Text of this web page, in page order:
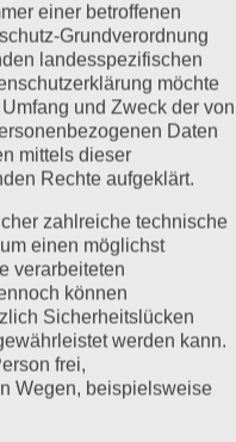
einer betroffenen
Grundverordnung
landesspezifischen
möchte
und Zweck der von
Daten
mittels dieser
Rechte aufgeklärt.
zahlreiche technische
einen möglichst
verarbeiteten
können
Sicherheitslücken
werden kann.
frei,
Wegen, beispielsweise